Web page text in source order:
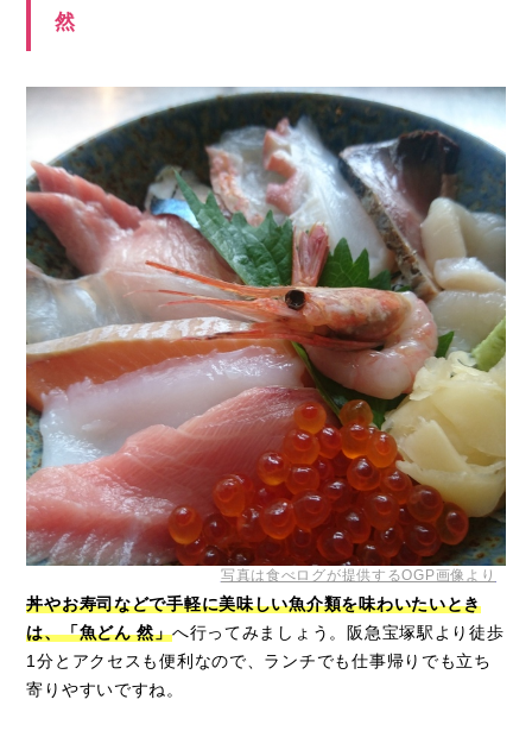
然
写真は食べログが提供するOGP画像より
丼やお寿司などで手軽に美味しい魚介類を味わいたいとき
は、「魚どん 然」へ行ってみましょう。阪急宝塚駅より徒歩
1分とアクセスも便利なので、ランチでも仕事帰りでも立ち
寄りやすいですね。